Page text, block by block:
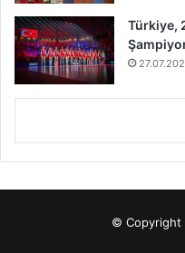
Türkiye,
© Copyright